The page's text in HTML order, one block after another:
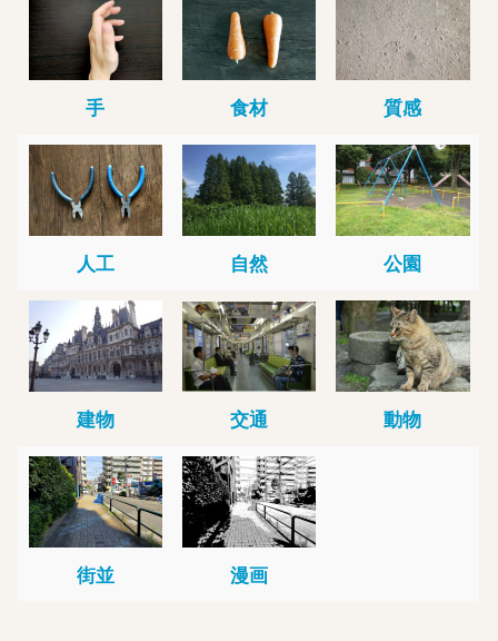
手 食材 質感
人工 自然 公園
建物 交通 動物
街並 漫画